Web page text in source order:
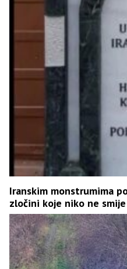
Iranskim monstrumima
zločini koje niko ne